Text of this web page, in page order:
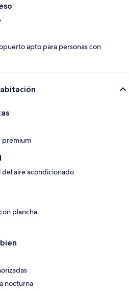
apto para personas con
premium
aire acondicionado
plancha
nocturna